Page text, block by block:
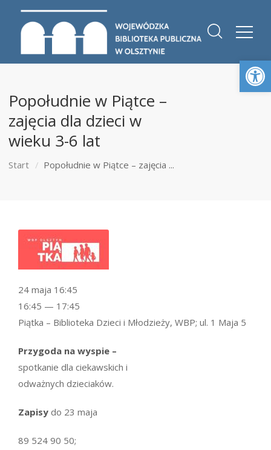
Popołudnie w Piątce –
zajęcia dla dzieci w
wieku 3-6 lat
Start Popołudnie w Piątce – zajęcia ...
Przygoda na wyspie –
spotkanie dla ciekawskich i
odważnych dzieciaków.
Zapisy do 23 maja
89 524 90 50;
24 maja 16:45
16:45 — 17:45
Piątka – Biblioteka Dzieci i Młodzieży, WBP; ul. 1 Maja 5